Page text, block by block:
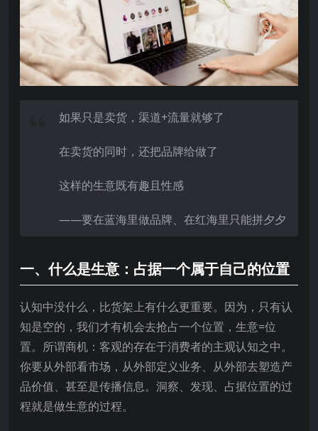
如果只是卖货，渠道+流量就够了
在卖货的同时，还把品牌给做了
这样的生意既有趣且性感
——要在蓝海里做品牌、在红海里只能拼夕夕
一、什么是生意：占据一个属于自己的位置
认知中没什么，比货架上有什么更重要。因为，只有认
知是空的，我们才有机会去抢占一个位置，生意=位
置。所谓商机：客观的存在于消费者的主观认知之中。
你要从外部看市场，从外部定义业务、从外部去塑造产
品价值、甚至是传播信息。洞察、发现、占据位置的过
程就是做生意的过程。